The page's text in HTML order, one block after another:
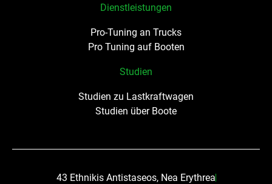
Dienstleistungen
Pro-Tuning an Trucks
Pro Tuning auf Booten
Studien
Studien zu Lastkraftwagen
Studien über Boote
43 Ethnikis Antistaseos, Nea Erythrea